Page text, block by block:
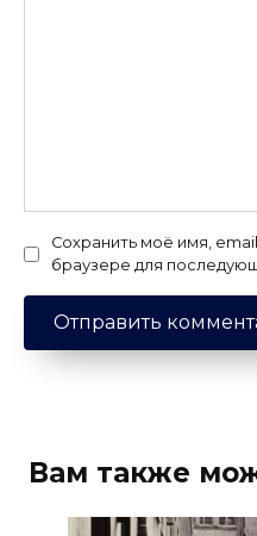
Сохранить моё имя,
браузере для
Вам также